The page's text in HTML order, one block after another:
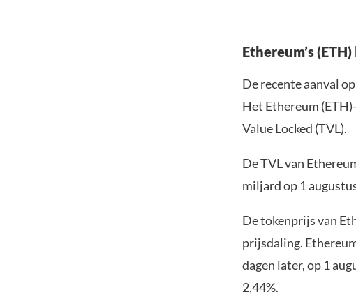
Ethereum’s
De recente aanval
Het Ethereum
Value Locked (TVL).
De TVL van
miljard op 1
De tokenprijs van
prijsdaling.
dagen later, op 1
2,44%.